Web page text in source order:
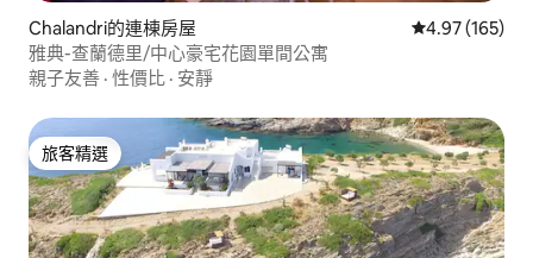
Chalandri的連棟房屋 從 165 則評價
4.97 (165)
雅典-查蘭德里/中心豪宅花園單間公寓
親子友善 · 性價比 · 安靜
旅客精選
旅客精選